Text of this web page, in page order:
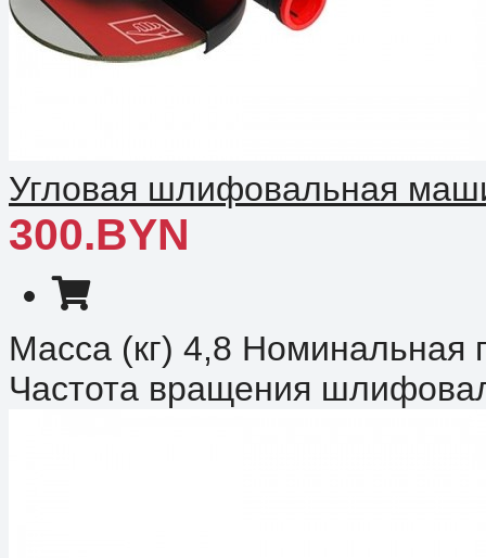
Угловая шлифовальная
300.BYN
Масса (кг) 4,8 Номинальная
Частота вращения